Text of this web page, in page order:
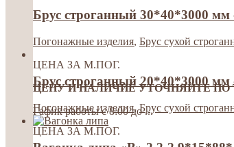
Брус строганный 30*40*3000 мм
Погонажные изделия, Брус сухой
ЦЕНА ЗА М.ПОГ.
ЦЕНУ И НАЛИЧИЕ УТОЧНЯЙТЕ ПО ТЕЛ.
Гафик работы с 8:00 до ...
Брус строганный 20*40*3000 мм
Погонажные изделия,Брус сухой
ЦЕНА ЗА М.ПОГ.